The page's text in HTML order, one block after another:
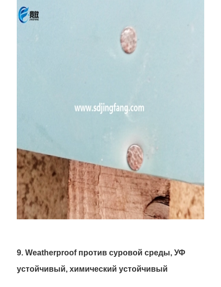
9. Weatherproof против суровой среды, УФ
устойчивый, химический устойчивый